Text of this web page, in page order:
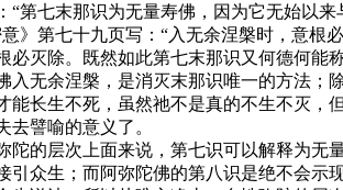
七末那识为无量寿佛，因为它无始以来
》第七十九页写：“入无余涅槃时，意
必灭除。既然如此第七末那识又何德何能
余涅槃，是消灭末那识唯一的方法；
能长生不死，虽然祂不是真的不生不灭
去譬喻的意义了。
层次上面来说，第七识可以解释为无
引众生；而阿弥陀佛的第八识是绝不会